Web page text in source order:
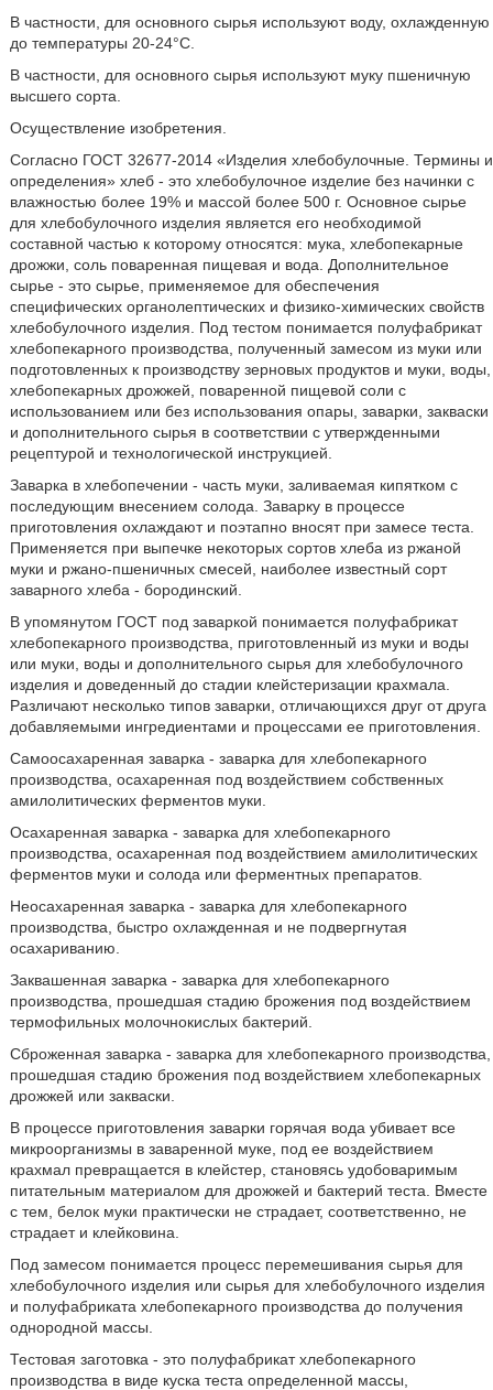
В частности, для основного сырья используют воду, охлажденную
до температуры 20-24°С.
В частности, для основного сырья используют муку пшеничную
высшего сорта.
Осуществление изобретения.
Согласно ГОСТ 32677-2014 «Изделия хлебобулочные. Термины и
определения» хлеб - это хлебобулочное изделие без начинки с
влажностью более 19% и массой более 500 г. Основное сырье
для хлебобулочного изделия является его необходимой
составной частью к которому относятся: мука, хлебопекарные
дрожжи, соль поваренная пищевая и вода. Дополнительное
сырье - это сырье, применяемое для обеспечения
специфических органолептических и физико-химических свойств
хлебобулочного изделия. Под тестом понимается полуфабрикат
хлебопекарного производства, полученный замесом из муки или
подготовленных к производству зерновых продуктов и муки, воды,
хлебопекарных дрожжей, поваренной пищевой соли с
использованием или без использования опары, заварки, закваски
и дополнительного сырья в соответствии с утвержденными
рецептурой и технологической инструкцией.
Заварка в хлебопечении - часть муки, заливаемая кипятком с
последующим внесением солода. Заварку в процессе
приготовления охлаждают и поэтапно вносят при замесе теста.
Применяется при выпечке некоторых сортов хлеба из ржаной
муки и ржано-пшеничных смесей, наиболее известный сорт
заварного хлеба - бородинский.
В упомянутом ГОСТ под заваркой понимается полуфабрикат
хлебопекарного производства, приготовленный из муки и воды
или муки, воды и дополнительного сырья для хлебобулочного
изделия и доведенный до стадии клейстеризации крахмала.
Различают несколько типов заварки, отличающихся друг от друга
добавляемыми ингредиентами и процессами ее приготовления.
Самоосахаренная заварка - заварка для хлебопекарного
производства, осахаренная под воздействием собственных
амилолитических ферментов муки.
Осахаренная заварка - заварка для хлебопекарного
производства, осахаренная под воздействием амилолитических
ферментов муки и солода или ферментных препаратов.
Неосахаренная заварка - заварка для хлебопекарного
производства, быстро охлажденная и не подвергнутая
осахариванию.
Заквашенная заварка - заварка для хлебопекарного
производства, прошедшая стадию брожения под воздействием
термофильных молочнокислых бактерий.
Сброженная заварка - заварка для хлебопекарного производства,
прошедшая стадию брожения под воздействием хлебопекарных
дрожжей или закваски.
В процессе приготовления заварки горячая вода убивает все
микроорганизмы в заваренной муке, под ее воздействием
крахмал превращается в клейстер, становясь удобоваримым
питательным материалом для дрожжей и бактерий теста. Вместе
с тем, белок муки практически не страдает, соответственно, не
страдает и клейковина.
Под замесом понимается процесс перемешивания сырья для
хлебобулочного изделия или сырья для хлебобулочного изделия
и полуфабриката хлебопекарного производства до получения
однородной массы.
Тестовая заготовка - это полуфабрикат хлебопекарного
производства в виде куска теста определенной массы,